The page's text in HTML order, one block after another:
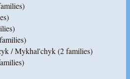
/ Mykhal'chyk (2 families)